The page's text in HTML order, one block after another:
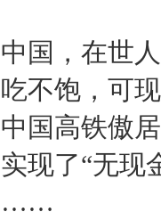
，在世人
不饱，可
国高铁傲
现了“无现
……